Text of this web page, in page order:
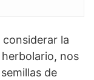
la
nos
de